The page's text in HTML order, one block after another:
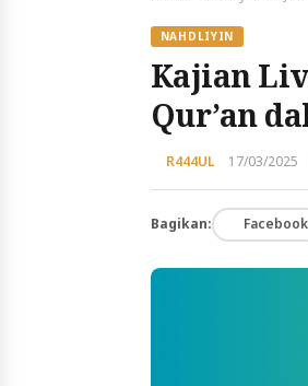
NAHDLIYIN
Kajian
Qur’an
R444UL 17/03/2025
Bagikan: Facebook